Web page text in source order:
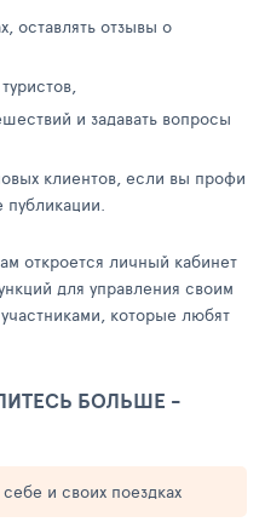
оставлять отзывы о
и задавать вопросы
клиентов, если вы профи
публикации.
откроется личный кабинет
для управления своим
которые любят
БОЛЬШЕ -
и своих поездках